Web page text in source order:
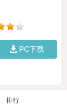
PC下载
排行